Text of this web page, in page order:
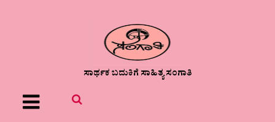
ಸಾರ್ಥಕ ಬದುಕಿಗೆ ಸಾಹಿತ್ಯ ಸಂಗಾತಿ
Menu